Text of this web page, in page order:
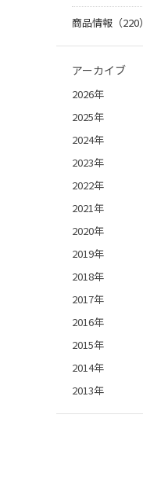
商品情報（220）
アーカイブ
2026年
2025年
2024年
2023年
2022年
2021年
2020年
2019年
2018年
2017年
2016年
2015年
2014年
2013年